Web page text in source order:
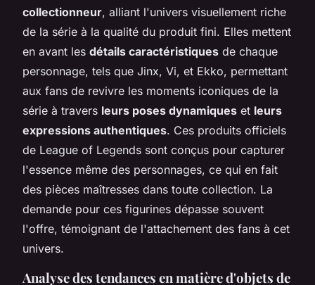
collectionneur, alliant l'univers visuellement riche
de la série à la qualité du produit fini. Elles mettent
en avant les détails caractéristiques de chaque
personnage, tels que Jinx, Vi, et Ekko, permettant
aux fans de revivre les moments iconiques de la
série à travers leurs poses dynamiques et leurs
expressions authentiques. Ces produits officiels
de League of Legends sont conçus pour capturer
l'essence même des personnages, ce qui en fait
des pièces maîtresses dans toute collection. La
demande pour ces figurines dépasse souvent
l'offre, témoignant de l'attachement des fans à cet
univers.
Analyse des tendances en matière d'objets de